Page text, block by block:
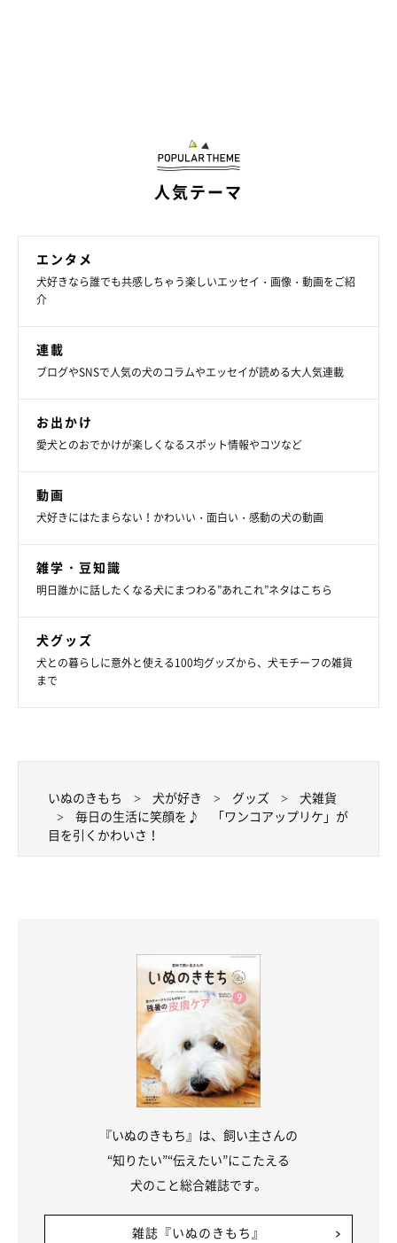
人気テーマ
エンタメ
犬好きなら誰でも共感しちゃう楽しいエッセイ・画像・動画をご紹
介
連載
ブログやSNSで人気の犬のコラムやエッセイが読める大人気連載
お出かけ
愛犬とのおでかけが楽しくなるスポット情報やコツなど
動画
犬好きにはたまらない！かわいい・面白い・感動の犬の動画
雑学・豆知識
明日誰かに話したくなる犬にまつわる”あれこれ”ネタはこちら
犬グッズ
犬との暮らしに意外と使える100均グッズから、犬モチーフの雑貨
まで
いぬのきもち 犬が好き グッズ
犬雑貨
毎日の生活に笑顔を♪ 「ワンコアップリケ」が
目を引くかわいさ！
『いぬのきもち』は、飼い主さんの
“知りたい”“伝えたい”にこたえる
犬のこと総合雑誌です。
雑誌『いぬのきもち』